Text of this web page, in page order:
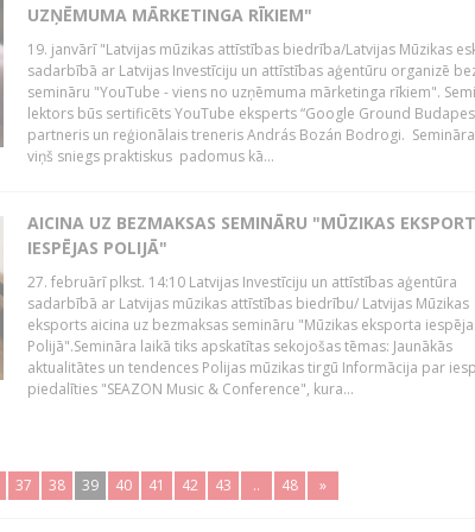
UZŅĒMUMA MĀRKETINGA RĪKIEM"
19. janvārī "Latvijas mūzikas attīstības biedrība/Latvijas Mūzikas
sadarbībā ar Latvijas Investīciju un attīstības aģentūru organizē
semināru "YouTube - viens no uzņēmuma mārketinga rīkiem".
lektors būs sertificēts YouTube eksperts “Google Ground
partneris un reģionālais treneris András Bozán Bodrogi.
viņš sniegs praktiskus padomus kā...
AICINA UZ BEZMAKSAS SEMINĀRU "MŪZIKAS
IESPĒJAS POLIJĀ"
27. februārī plkst. 14:10 Latvijas Investīciju un attīstības aģentūra
sadarbībā ar Latvijas mūzikas attīstības biedrību/ Latvijas Mūzikas
eksports aicina uz bezmaksas semināru "Mūzikas eksporta
Polijā".Semināra laikā tiks apskatītas sekojošas tēmas: Jaunākās
aktualitātes un tendences Polijas mūzikas tirgū Informācija par
piedalīties "SEAZON Music & Conference", kura...
37 38 39 40 41 42 43 .. 48 »